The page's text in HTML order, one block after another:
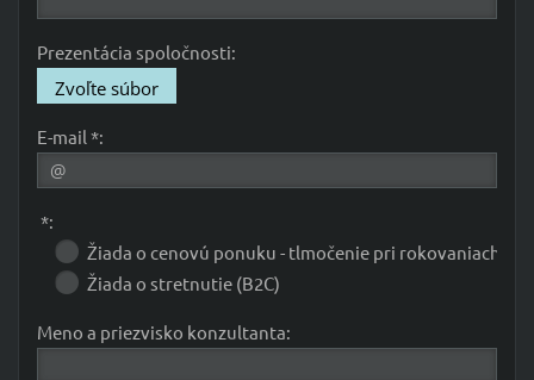
Prezentácia spoločnosti:
Zvoľte súbor
E-mail *:
*:
Žiada o cenovú ponuku - tlmočenie pri rokovaniach
Žiada o stretnutie (B2C)
Meno a priezvisko konzultanta: